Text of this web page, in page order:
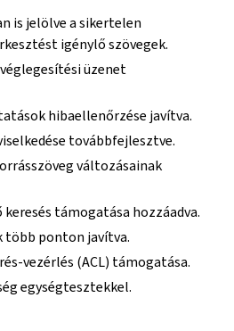
is jelölve a sikertelen
igénylő szövegek.
üzenet
hibaellenőrzése javítva.
továbbfejlesztve.
változásainak
támogatása hozzáadva.
több ponton javítva.
vezérlés (ACL) támogatása.
egységtesztekkel.